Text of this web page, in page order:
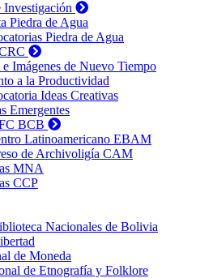
Investigación
Piedra de Agua
Piedra de Agua
e Imágenes de Nuevo Tiempo
a la Productividad
Ideas Creativas
Emergentes
BCB
Latinoamericano EBAM
de Archivoligía CAM
MNA
CCP
Nacionales de Bolivia
de Moneda
de Etnografía y Folklore